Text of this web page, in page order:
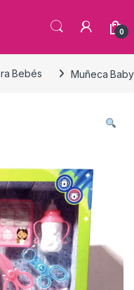
0
Bebés Muñeca